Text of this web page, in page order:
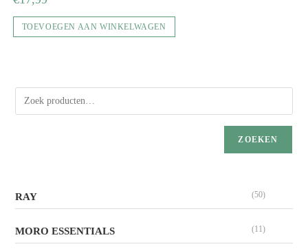
TOEVOEGEN AAN WINKELWAGEN
ZOEKEN
RAY (50)
MORO ESSENTIALS (11)